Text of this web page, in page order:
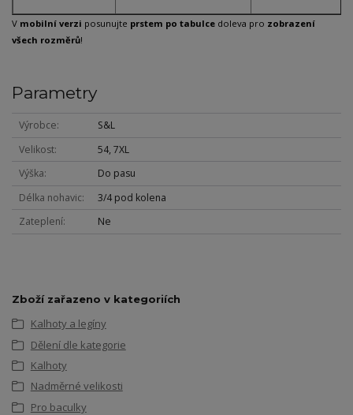
V mobilní verzi posunujte prstem po tabulce doleva pro zobrazení
všech rozměrů!
Parametry
Výrobce
S&L
Velikost
54, 7XL
Výška
Do pasu
Délka nohavic
3/4 pod kolena
Zateplení
Ne
Zboží zařazeno v kategoriích
Kalhoty a legíny
Dělení dle kategorie
Kalhoty
Nadměrné velikosti
Pro baculky